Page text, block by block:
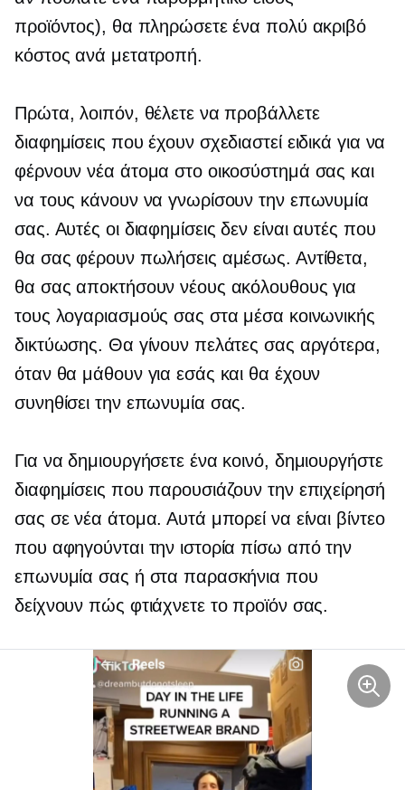
προϊόντος), θα πληρώσετε ένα πολύ ακριβό
κόστος ανά μετατροπή.
Πρώτα, λοιπόν, θέλετε να προβάλλετε
διαφημίσεις που έχουν σχεδιαστεί ειδικά για να
φέρνουν νέα άτομα στο οικοσύστημά σας και
να τους κάνουν να γνωρίσουν την επωνυμία
σας. Αυτές οι διαφημίσεις δεν είναι αυτές που
θα σας φέρουν πωλήσεις αμέσως. Αντίθετα,
θα σας αποκτήσουν νέους ακόλουθους για
τους λογαριασμούς σας στα μέσα κοινωνικής
δικτύωσης. Θα γίνουν πελάτες σας αργότερα,
όταν θα μάθουν για εσάς και θα έχουν
συνηθίσει την επωνυμία σας.
Για να δημιουργήσετε ένα κοινό, δημιουργήστε
διαφημίσεις που παρουσιάζουν την επιχείρησή
σας σε νέα άτομα. Αυτά μπορεί να είναι βίντεο
που αφηγούνται την ιστορία πίσω από την
επωνυμία σας ή στα παρασκήνια που
δείχνουν πώς φτιάχνετε το προϊόν σας.